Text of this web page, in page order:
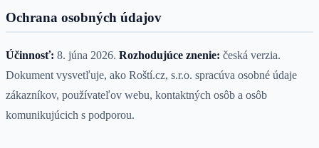
Ochrana osobných údajov
Účinnosť: 8. júna 2026. Rozhodujúce znenie: česká verzia.
Dokument vysvetľuje, ako Roští.cz, s.r.o. spracúva osobné údaje
zákazníkov, používateľov webu, kontaktných osôb a osôb
komunikujúcich s podporou.